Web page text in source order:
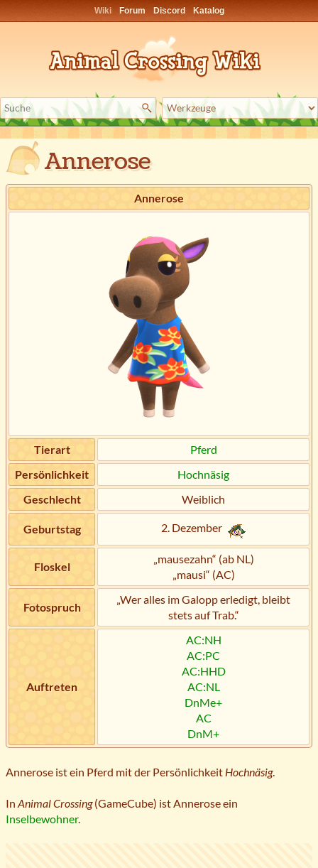
Wiki Forum Discord Katalog
Annerose
Annerose
Tierart
Pferd
Persönlichkeit
Hochnäsig
Geschlecht
Weiblich
Geburtstag 2. Dezember
Floskel
„mausezahn“ (ab NL)
„mausi“ (AC)
Fotospruch
„Wer alles im Galopp erledigt, bleibt
stets auf Trab.“
Auftreten
AC:NH
AC:PC
AC:HHD
AC:NL
DnMe+
AC
DnM+
Annerose ist ein Pferd mit der Persönlichkeit Hochnäsig.
In Animal Crossing(GameCube) ist Annerose ein
Inselbewohner.